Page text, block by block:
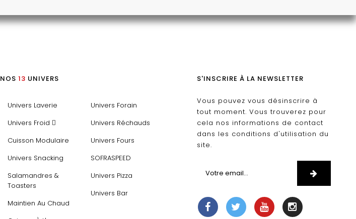
NOS 13 UNIVERS
Univers Laverie
Univers Froid
Cuisson Modulaire
Univers Snacking
Salamandres &
Toasters
Maintien Au Chaud
Univers Forain
Univers Réchauds
Univers Fours
SOFRASPEED
Univers Pizza
Univers Bar
S'INSCRIRE À LA NEWSLETTER
Vous pouvez vous désinscrire à
tout moment. Vous trouverez pour
cela nos informations de contact
dans les conditions d'utilisation du
site.